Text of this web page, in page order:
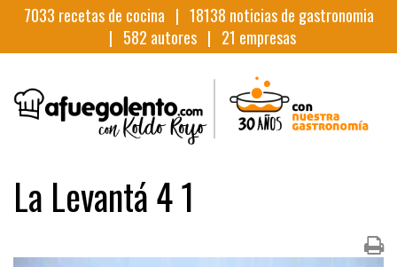
7033 recetas de cocina | 18138 noticias de gastronomia
| 582 autores | 21 empresas
La Levantá 4 1